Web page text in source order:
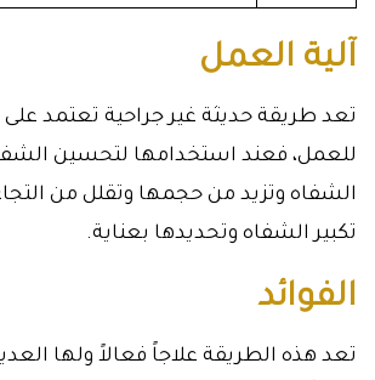
آلية العمل
تعد طريقة حديثة غير جراحية تعتمد على
للعمل، فعند استخدامها لتحسين
الشفاه وتزيد من حجمها وتقلل من
تكبير الشفاه وتحديدها بعناية.
الفوائد
تعد هذه الطريقة علاجاً فعالاً ولها